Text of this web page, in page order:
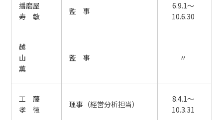
播磨屋
寿 敏
監 事
6.9.1～
10.6.30
越
山
薫
監 事 〃
工 藤
孝 徳
理事（経営分析担当）
8.4.1～
10.3.31